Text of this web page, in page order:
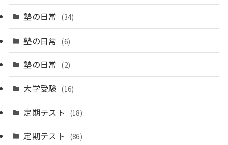
塾の日常 (34)
塾の日常 (6)
塾の日常 (2)
大学受験 (16)
定期テスト (18)
定期テスト (86)